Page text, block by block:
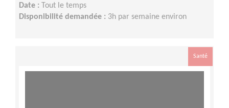
Date :
Tout le temps
Disponibilité demandée : 3h par semaine environ
Santé